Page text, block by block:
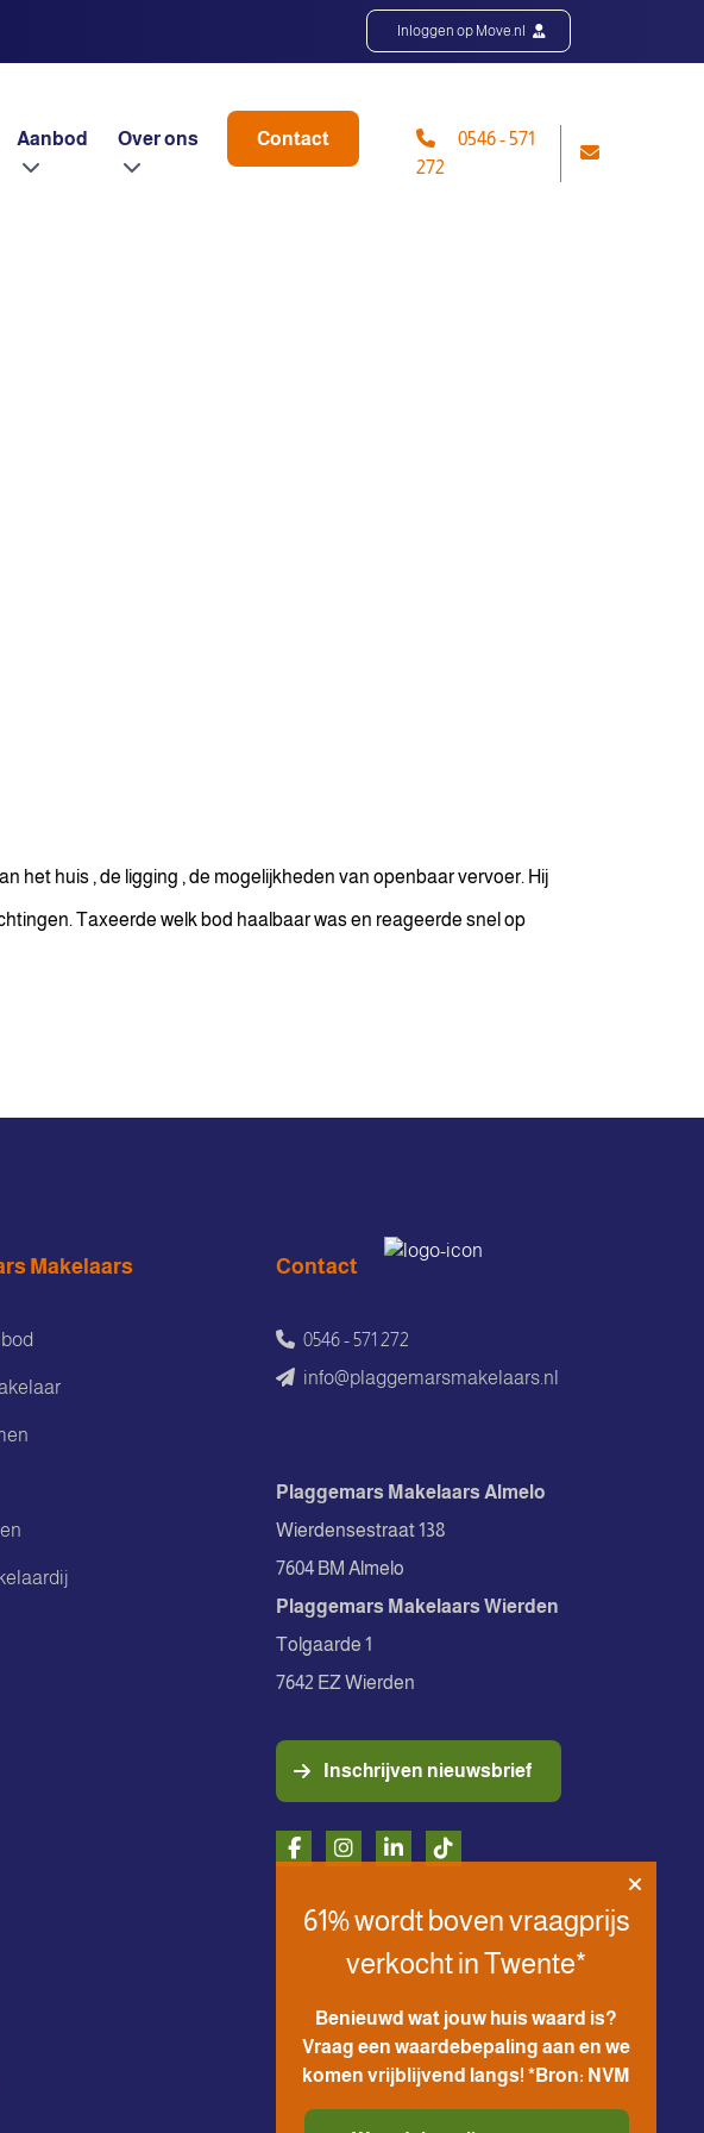
Inloggen op Move.nl
Aanbod Over ons Contact
0546 - 571
272
het huis , de ligging , de mogelijkheden van openbaar vervoer. Hij
Taxeerde welk bod haalbaar was en reageerde snel op
Makelaars Contact
0546 - 571 272
info@plaggemarsmakelaars.nl
Plaggemars Makelaars Almelo
Wierdensestraat 138
7604 BM Almelo
Plaggemars Makelaars Wierden
Tolgaarde 1
7642 EZ Wierden
Inschrijven nieuwsbrief
61% wordt boven vraagprijs
verkocht in Twente*
Benieuwd wat jouw huis waard is?
Vraag een waardebepaling aan en we
komen vrijblijvend langs! *Bron: NVM